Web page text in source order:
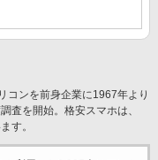
コンを前身企業に1967年より
査を開始。格安スマホは、
す。